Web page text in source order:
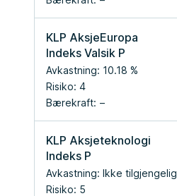
KLP AksjeEuropa
Indeks Valsik P
Avkastning: 10.18 %
Risiko: 4
Bærekraft:
KLP Aksjeteknologi
Indeks P
Avkastning: Ikke tilgjengelig
Risiko: 5